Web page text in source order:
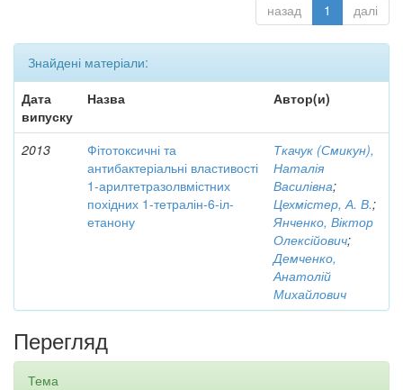
назад 1 далі
Знайдені матеріали:
Дата
випуску
Назва Автор(и)
2013
Фітотоксичні та
антибактеріальні властивості
1-арилтетразолвмістних
похідних 1-тетралін-6-іл-
етанону
Ткачук (Смикун),
Наталія
Василівна;
Цехмістер, А. В.;
Янченко, Віктор
Олексійович;
Демченко,
Анатолій
Михайлович
Перегляд
Тема